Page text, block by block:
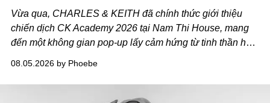
Vừa qua, CHARLES & KEITH đã chính thức giới thiệu
chiến dịch CK Academy 2026 tại Nam Thi House, mang
đến một không gian pop-up lấy cảm hứng từ tinh thần học
sống của thế hệ Gen Z giao thoa trong một trải nghiệm đa
giác quan.
08.05.2026 by Phoebe